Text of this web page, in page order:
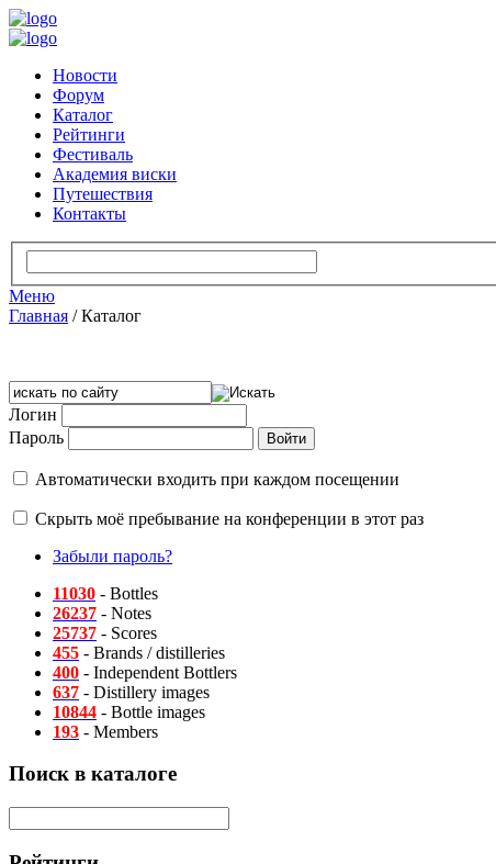
Новости
Форум
Каталог
Рейтинги
Фестиваль
Академия виски
Путешествия
Контакты
Меню
Главная /Каталог
Логин
Пароль
Автоматически входить при каждом посещении
Скрыть моё пребывание на конференции в этот раз
Забыли пароль?
11030 - Bottles
26237 - Notes
25737 - Scores
455 - Brands / distilleries
400 - Independent Bottlers
637 - Distillery images
10844 - Bottle images
193 - Members
Поиск в каталоге